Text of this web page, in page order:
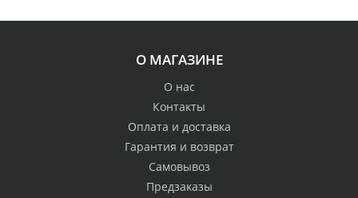
О МАГАЗИНЕ
О нас
Контакты
Оплата и доставка
Гарантия и возврат
Самовывоз
Предзаказы